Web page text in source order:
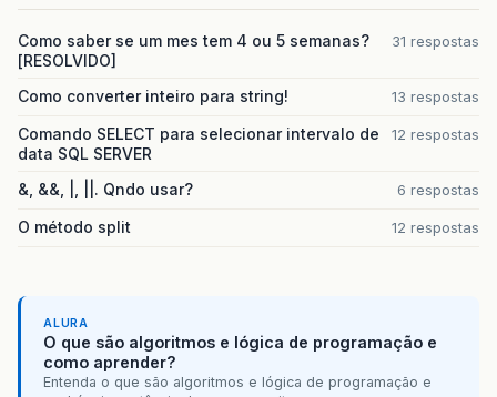
Como saber se um mes tem 4 ou 5 semanas?
[RESOLVIDO]
31 respostas
Como converter inteiro para string! 13 respostas
Comando SELECT para selecionar intervalo de
data SQL SERVER
12 respostas
&, &&, |, ||. Qndo usar? 6 respostas
O método split 12 respostas
ALURA
O que são algoritmos e lógica de programação e
como aprender?
Entenda o que são algoritmos e lógica de programação e